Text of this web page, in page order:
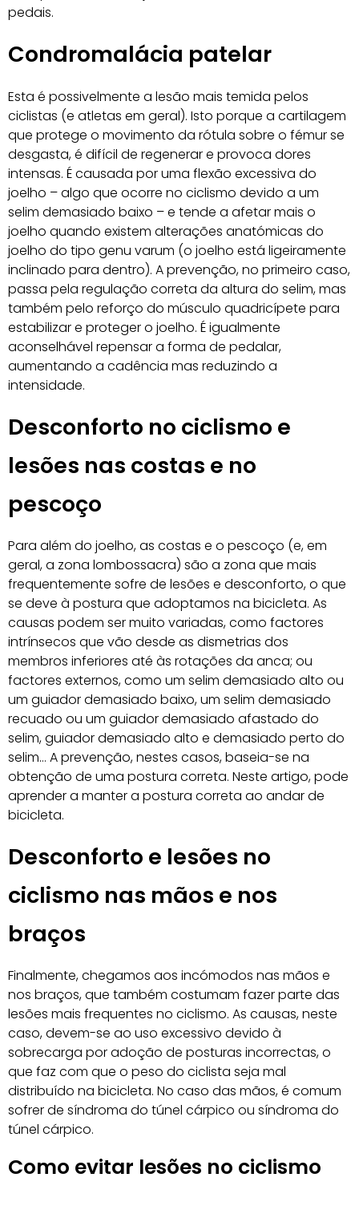
pedais.
Condromalácia patelar
Esta é possivelmente a lesão mais temida pelos
ciclistas (e atletas em geral). Isto porque a cartilagem
que protege o movimento da rótula sobre o fémur se
desgasta, é difícil de regenerar e provoca dores
intensas. É causada por uma flexão excessiva do
joelho – algo que ocorre no ciclismo devido a um
selim demasiado baixo – e tende a afetar mais o
joelho quando existem alterações anatómicas do
joelho do tipo genu varum (o joelho está ligeiramente
inclinado para dentro). A prevenção, no primeiro caso,
passa pela regulação correta da altura do selim, mas
também pelo reforço do músculo quadricípete para
estabilizar e proteger o joelho. É igualmente
aconselhável repensar a forma de pedalar,
aumentando a cadência mas reduzindo a
intensidade.
Desconforto no ciclismo e
lesões nas costas e no
pescoço
Para além do joelho, as costas e o pescoço (e, em
geral, a zona lombossacra) são a zona que mais
frequentemente sofre de lesões e desconforto, o que
se deve à postura que adoptamos na bicicleta. As
causas podem ser muito variadas, como factores
intrínsecos que vão desde as dismetrias dos
membros inferiores até às rotações da anca; ou
factores externos, como um selim demasiado alto ou
um guiador demasiado baixo, um selim demasiado
recuado ou um guiador demasiado afastado do
selim, guiador demasiado alto e demasiado perto do
selim… A prevenção, nestes casos, baseia-se na
obtenção de uma postura correta. Neste artigo, pode
aprender a manter a postura correta ao andar de
bicicleta.
Desconforto e lesões no
ciclismo nas mãos e nos
braços
Finalmente, chegamos aos incómodos nas mãos e
nos braços, que também costumam fazer parte das
lesões mais frequentes no ciclismo. As causas, neste
caso, devem-se ao uso excessivo devido à
sobrecarga por adoção de posturas incorrectas, o
que faz com que o peso do ciclista seja mal
distribuído na bicicleta. No caso das mãos, é comum
sofrer de síndroma do túnel cárpico ou síndroma do
túnel cárpico.
Como evitar lesões no ciclismo